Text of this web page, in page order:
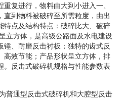
复进行，物料由大到小进入一、
直到物料被破碎至所需粒度，由出
特点及结构特点：破碎比大、破碎
立方体，是高级公路面及水电建设
锤、耐磨反击衬板；独特的齿式反
高效节能；产品形状呈立方体，排
。反击式破碎机规格与性能参数表
普通型反击式破碎机和大腔型反击